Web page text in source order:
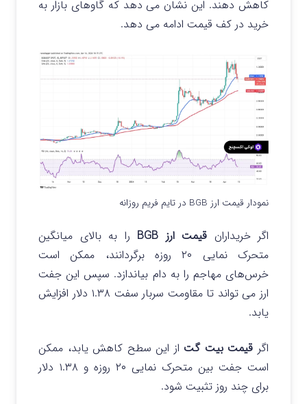
کاهش دهند. این نشان می دهد که گاوهای بازار به
خرید در کف قیمت ادامه می دهد.
نمودار قیمت ارز BGB در تایم فریم روزانه
اگر خریداران قیمت ارز BGB
را به بالای میانگین
متحرک نمایی ۲۰ روزه برگردانند، ممکن است
خرس‌های مهاجم را به دام بیاندازد. سپس این جفت
ارز می تواند تا مقاومت سربار سفت ۱.۳۸ دلار افزایش
یابد.
اگر قیمت بیت گت از این سطح کاهش یابد، ممکن
است جفت بین متحرک نمایی ۲۰ روزه و ۱.۳۸ دلار
برای چند روز تثبیت شود.